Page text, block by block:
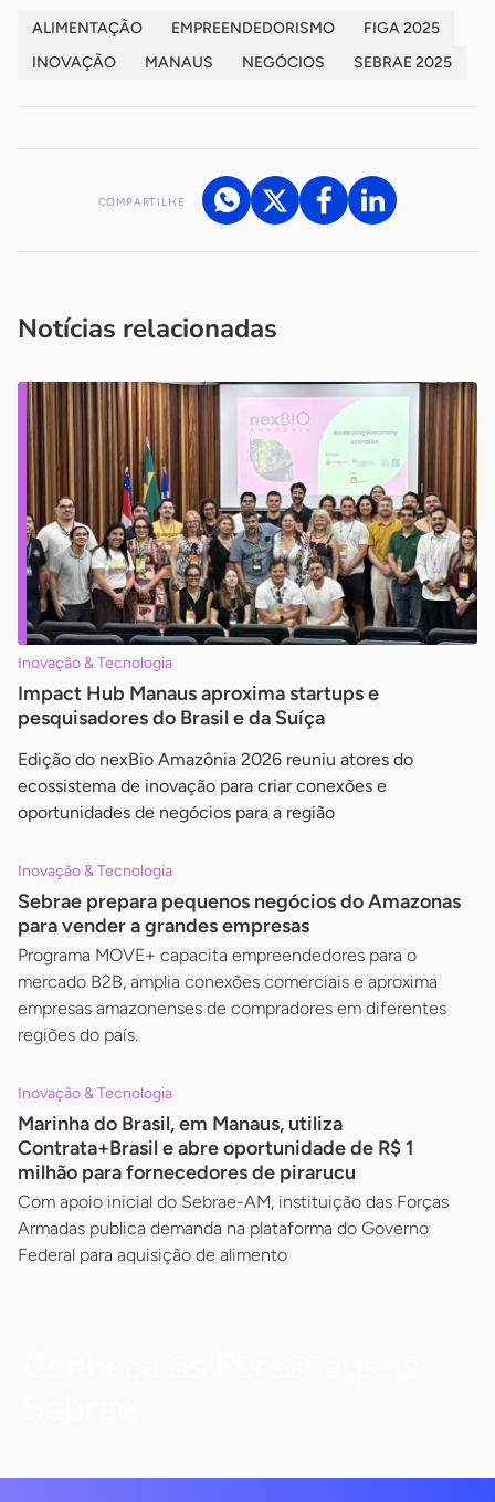
ALIMENTAÇÃO EMPREENDEDORISMO
FIGA 2025
INOVAÇÃO
MANAUS NEGÓCIOS SEBRAE 2025
COMPARTILHE
Notícias relacionadas
Inovação & Tecnologia
Impact Hub Manaus aproxima startups e
pesquisadores do Brasil e da Suíça
Edição do nexBio Amazônia 2026 reuniu atores do
ecossistema de inovação para criar conexões e
oportunidades de negócios para a região
Inovação & Tecnologia
Sebrae prepara pequenos negócios do Amazonas
para vender a grandes empresas
Programa MOVE+ capacita empreendedores para o
mercado B2B, amplia conexões comerciais e aproxima
empresas amazonenses de compradores em diferentes
regiões do país.
Inovação & Tecnologia
Marinha do Brasil, em Manaus, utiliza
Contrata+Brasil e abre oportunidade de R$ 1
milhão para fornecedores de pirarucu
Com apoio inicial do Sebrae-AM, instituição das Forças
Armadas publica demanda na plataforma do Governo
Federal para aquisição de alimento